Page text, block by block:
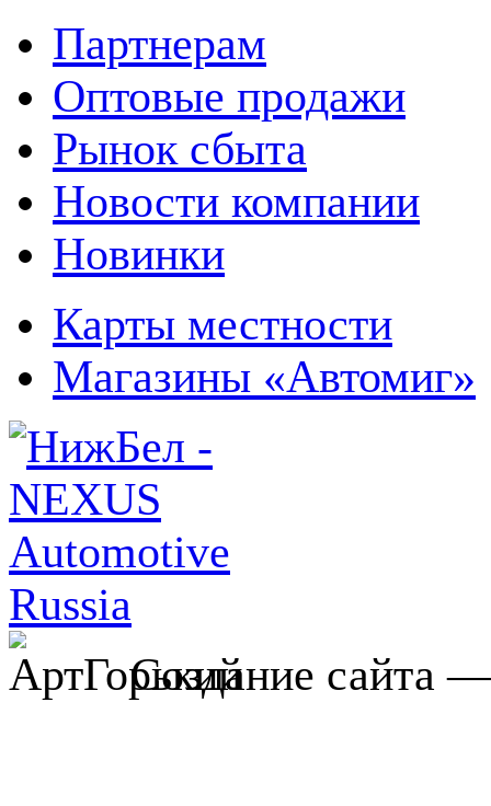
Партнерам
Оптовые продажи
Рынок сбыта
Новости компании
Новинки
Карты местности
Магазины «Автомиг»
Создание сайта